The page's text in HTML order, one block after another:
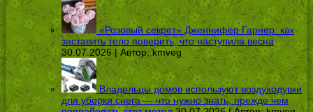
«Розовый секрет» Дженнифер Гарнер: как
заставить тело поверить, что наступила весна
30.07.2026 | Автор:kmveg
Владельцы домов используют воздуходувки
для уборки снега — что нужно знать, прежде чем